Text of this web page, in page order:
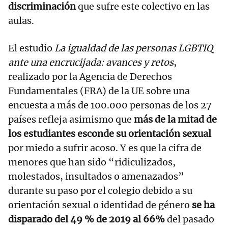
discriminaciónque sufre este colectivo en las
aulas.
El estudio La igualdad de las personas LGBTIQ
ante una encrucijada: avances y retos,
realizado por la Agencia de Derechos
Fundamentales (FRA) de la UE sobre una
encuesta a más de 100.000 personas de los 27
países refleja asimismo que más de la mitad de
los estudiantes esconde su orientación sexual
por miedo a sufrir acoso. Y es que la cifra de
menores que han sido “ridiculizados,
molestados, insultados o amenazados”
durante su paso por el colegio debido a su
orientación sexual o identidad de género se ha
disparado del 49 % de 2019 al 66%del pasado